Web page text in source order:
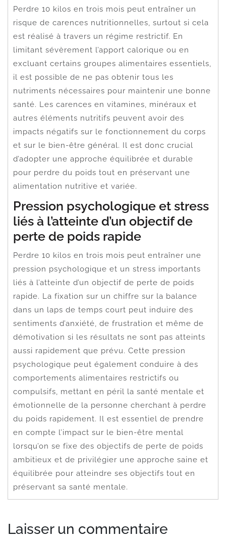
Perdre 10 kilos en trois mois peut entraîner un
risque de carences nutritionnelles, surtout si cela
est réalisé à travers un régime restrictif. En
limitant sévèrement l’apport calorique ou en
excluant certains groupes alimentaires essentiels,
il est possible de ne pas obtenir tous les
nutriments nécessaires pour maintenir une bonne
santé. Les carences en vitamines, minéraux et
autres éléments nutritifs peuvent avoir des
impacts négatifs sur le fonctionnement du corps
et sur le bien-être général. Il est donc crucial
d’adopter une approche équilibrée et durable
pour perdre du poids tout en préservant une
alimentation nutritive et variée.
Pression psychologique et stress
liés à l’atteinte d’un objectif de
perte de poids rapide
Perdre 10 kilos en trois mois peut entraîner une
pression psychologique et un stress importants
liés à l’atteinte d’un objectif de perte de poids
rapide. La fixation sur un chiffre sur la balance
dans un laps de temps court peut induire des
sentiments d’anxiété, de frustration et même de
démotivation si les résultats ne sont pas atteints
aussi rapidement que prévu. Cette pression
psychologique peut également conduire à des
comportements alimentaires restrictifs ou
compulsifs, mettant en péril la santé mentale et
émotionnelle de la personne cherchant à perdre
du poids rapidement. Il est essentiel de prendre
en compte l’impact sur le bien-être mental
lorsqu’on se fixe des objectifs de perte de poids
ambitieux et de privilégier une approche saine et
équilibrée pour atteindre ses objectifs tout en
préservant sa santé mentale.
Laisser un commentaire